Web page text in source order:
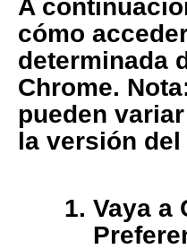
A
cómo
determinada
Chrome.
pueden
la versión
Vaya a